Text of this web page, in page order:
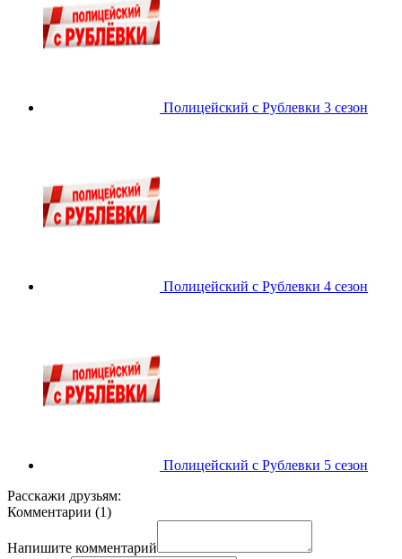
Полицейский с Рублевки 3 сезон
Полицейский с Рублевки 4 сезон
Полицейский с Рублевки 5 сезон
Расскажи друзьям:
Комментарии (1)
Напишите комментарий